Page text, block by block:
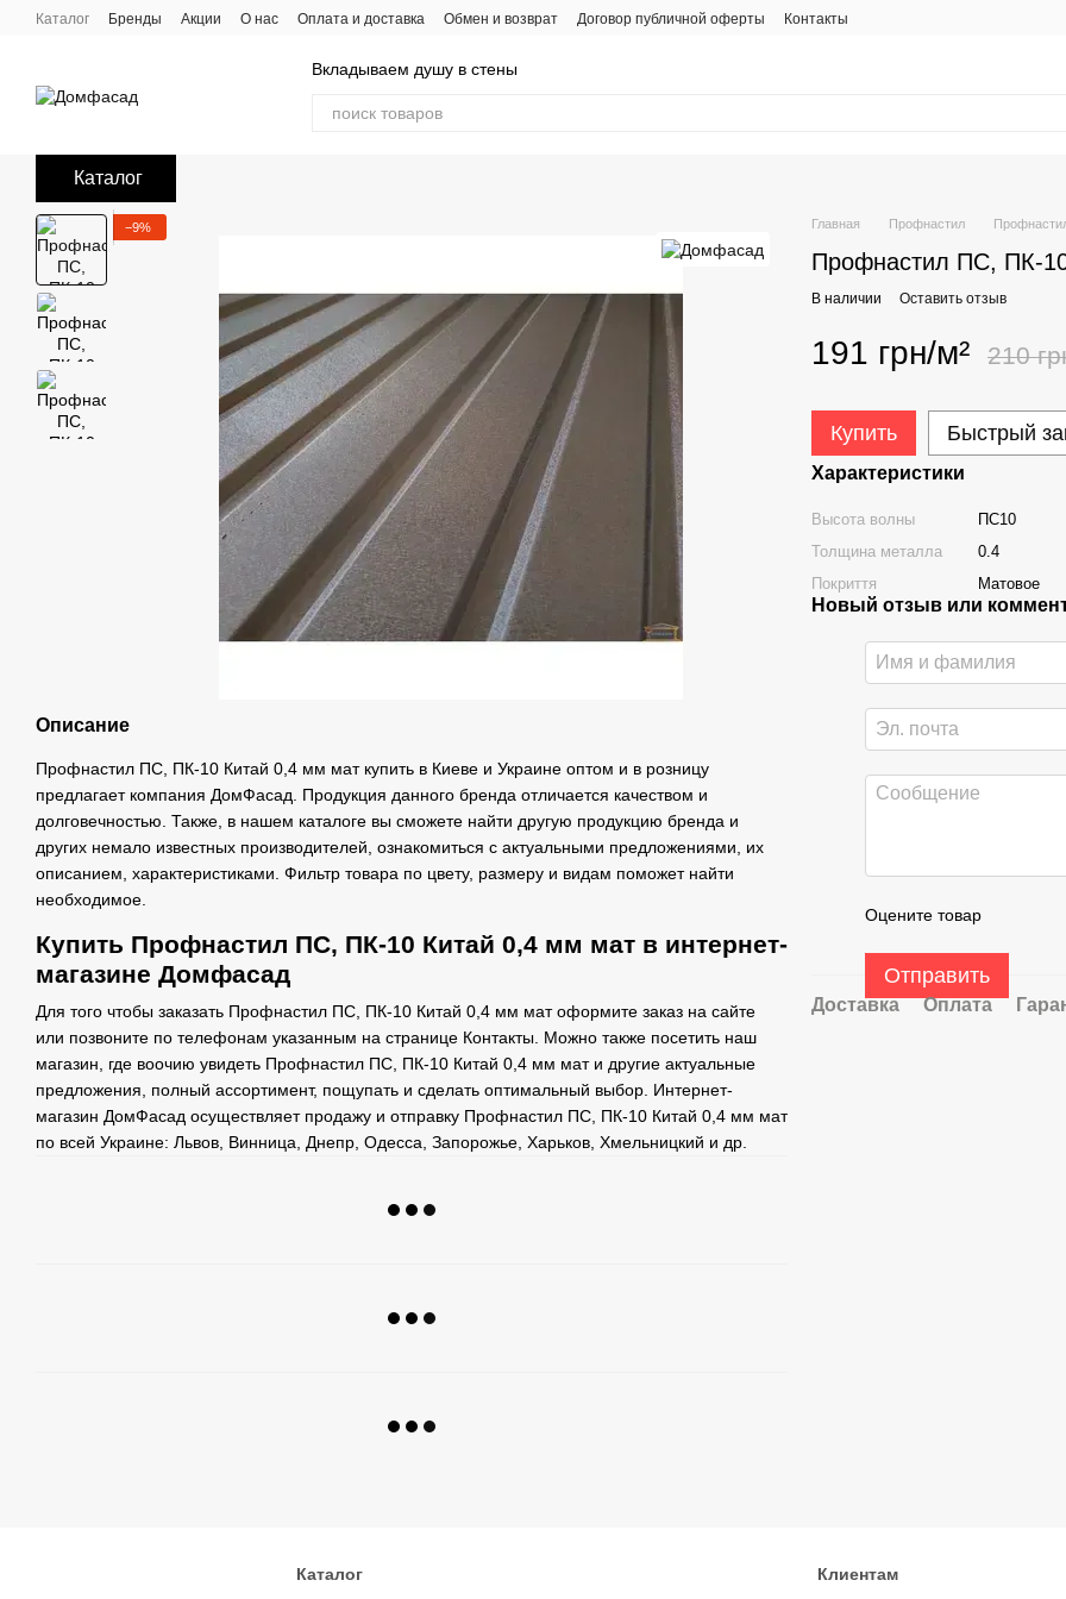
Перейти к основному контенту
Каталог Бренды Акции О нас Оплата и доставка Обмен и возврат Договор публичной оферты Контакты
Вкладываем душу в стены
Каталог
−9%
Описание
Профнастил ПС, ПК-10 Китай 0,4 мм мат купить в Киеве и Украине оптом и в розницу
предлагает компания ДомФасад. Продукция данного бренда отличается качеством и
долговечностью. Также, в нашем каталоге вы сможете найти другую продукцию бренда и
других немало известных производителей, ознакомиться с актуальными предложениями, их
описанием, характеристиками. Фильтр товара по цвету, размеру и видам поможет найти
необходимое.
Купить Профнастил ПС, ПК-10 Китай 0,4 мм мат в интернет-
магазине Домфасад
Для того чтобы заказать Профнастил ПС, ПК-10 Китай 0,4 мм мат оформите заказ на сайте
или позвоните по телефонам указанным на странице Контакты. Можно также посетить наш
магазин, где воочию увидеть Профнастил ПС, ПК-10 Китай 0,4 мм мат и другие актуальные
предложения, полный ассортимент, пощупать и сделать оптимальный выбор. Интернет-
магазин ДомФасад осуществляет продажу и отправку Профнастил ПС, ПК-10 Китай 0,4 мм мат
по всей Украине: Львов, Винница, Днепр, Одесса, Запорожье, Харьков, Хмельницкий и др.
Главная Профнастил
Профнастил ПС, ПК-
В наличии Оставить отзыв
191 грн/м² 210
Купить Быстрый
Характеристики
Высота волны
ПС10
Толщина металла
0.4
Покриття
Матовое
Новый отзыв или
Оцените товар
Отправить
Доставка Оплата
Каталог Клиентам